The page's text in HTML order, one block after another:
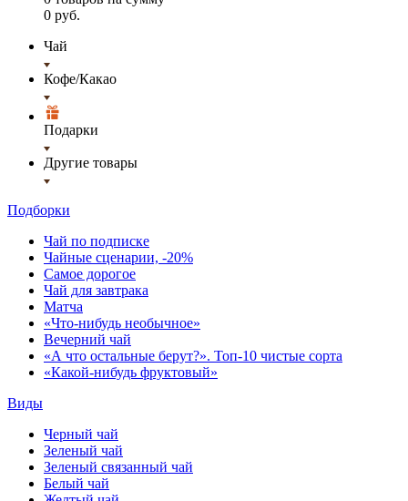
0 руб.
Чай
Кофе/Какао
Подарки
Другие товары
Подборки
Чай по подписке
Чайные сценарии, -20%
Самое дорогое
Чай для завтрака
Матча
«Что-нибудь необычное»
Вечерний чай
«А что остальные берут?». Топ-10 чистые сорта
«Какой-нибудь фруктовый»
Виды
Черный чай
Зеленый чай
Зеленый связанный чай
Белый чай